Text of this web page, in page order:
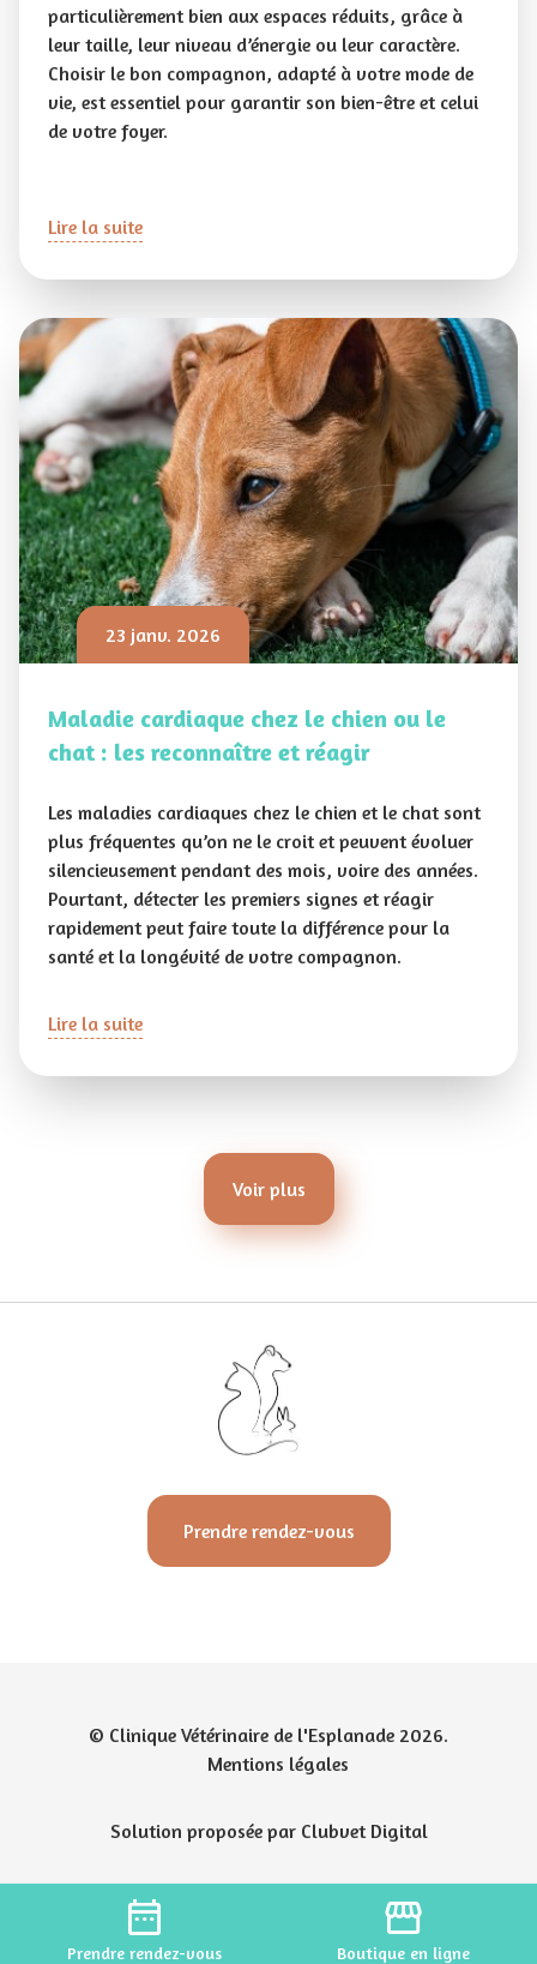
particulièrement bien aux espaces réduits, grâce à
leur taille, leur niveau d’énergie ou leur caractère.
Choisir le bon compagnon, adapté à votre mode de
vie, est essentiel pour garantir son bien-être et celui
de votre foyer.
Lire la suite
23 janv. 2026
Maladie cardiaque chez le chien ou le
chat : les reconnaître et réagir
Les maladies cardiaques chez le chien et le chat sont
plus fréquentes qu’on ne le croit et peuvent évoluer
silencieusement pendant des mois, voire des années.
Pourtant, détecter les premiers signes et réagir
rapidement peut faire toute la différence pour la
santé et la longévité de votre compagnon.
Lire la suite
Voir plus
date_range
Prendre rendez-vous
storefront
Boutique en ligne
Prendre rendez-vous
© Clinique Vétérinaire de l'Esplanade 2026.
Mentions légales
Solution proposée par Clubvet Digital